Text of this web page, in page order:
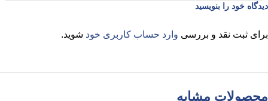
دیدگاه خود را بنویسید
برای ثبت نقد و بررسی وارد حساب کاربری خود شوید.
محصولات مشابه